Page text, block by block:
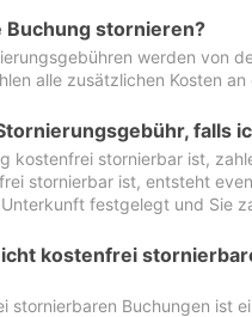
Buchung stornieren?
werden von
alle zusätzlichen Kosten
falls
kostenfrei stornierbar ist,
stornierbar ist, entsteht
festgelegt und Sie
kostenfrei
stornierbaren Buchungen ist